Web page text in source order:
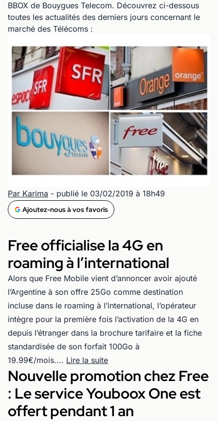
BBOX de Bouygues Telecom. Découvrez ci-dessous
toutes les actualités des derniers jours concernant le
marché des Télécoms :
Par Karima - publié le 03/02/2019 à 18h49
Ajoutez-nous à vos favoris
Free officialise la 4G en
roaming à l’international
Alors que Free Mobile vient d’annoncer avoir ajouté
l’Argentine à son offre 25Go comme destination
incluse dans le roaming à l’international, l’opérateur
intègre pour la première fois l’activation de la 4G en
depuis l’étranger dans la brochure tarifaire et la fiche
standardisée de son forfait 100Go à
19.99€/mois.... Lire la suite
Nouvelle promotion chez Free
: Le service Youboox One est
offert pendant 1 an